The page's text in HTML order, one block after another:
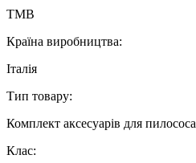
TMB
Країна виробництва:
Італія
Тип товару:
Комплект аксесуарів для пилососа
Клас: